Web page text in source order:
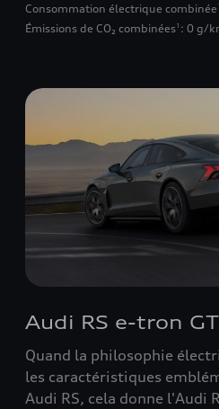
Consommation électrique combinée 1
Émissions de CO₂ combinées1 : 0 g/
Audi RS e-tron GT
Quand la philosophie
les caractéristiques
Audi RS, cela donne l'Audi